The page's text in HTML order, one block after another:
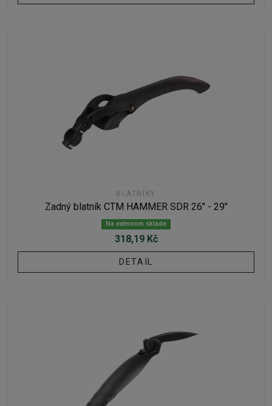
BLATNÍKY
Zadný blatník CTM HAMMER SDR 26" - 29"
Na externom sklade
318,19 Kč
DETAIL